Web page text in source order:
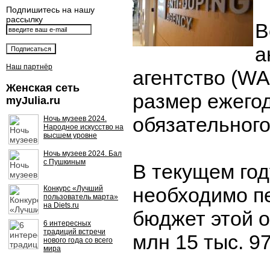
Подпишитесь на нашу
рассылку
Наш партнёр
Женская сеть
myJulia.ru
Ночь музеев 2024.
Народное искусство на
высшем уровне
Ночь музеев 2024. Бал
с Пушкиным
Конкурс «Лучший
пользователь марта»
на Diets.ru
6 интересных
традиций встречи
нового года со всего
мира
агентство
размер
В текущем
необходимо
бюджет этой
млн 15 тыс.